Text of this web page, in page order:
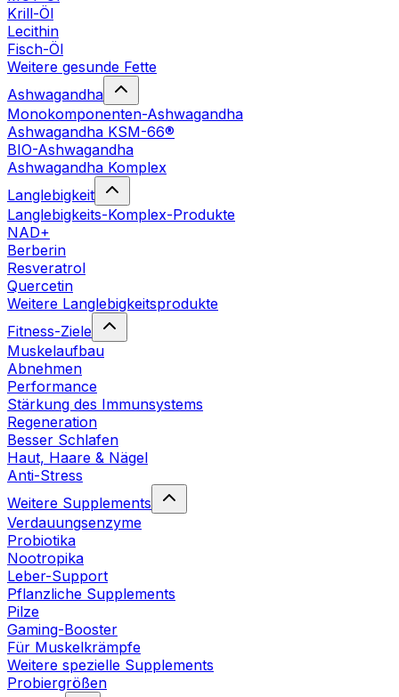
Krill-Öl
Lecithin
Fisch-Öl
Weitere gesunde Fette
Ashwagandha
Monokomponenten-Ashwagandha
Ashwagandha KSM-66®
BIO-Ashwagandha
Ashwagandha Komplex
Langlebigkeit
Langlebigkeits-Komplex-Produkte
NAD+
Berberin
Resveratrol
Quercetin
Weitere Langlebigkeitsprodukte
Fitness-Ziele
Muskelaufbau
Abnehmen
Performance
Stärkung des Immunsystems
Regeneration
Besser Schlafen
Haut, Haare & Nägel
Anti-Stress
Weitere Supplements
Verdauungsenzyme
Probiotika
Nootropika
Leber-Support
Pflanzliche Supplements
Pilze
Gaming-Booster
Für Muskelkrämpfe
Weitere spezielle Supplements
Probiergrößen